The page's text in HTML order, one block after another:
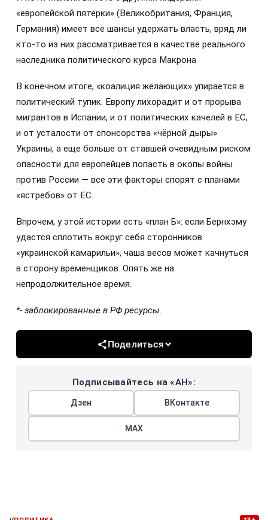
«европейской пятерки» (Великобритания, Франция,
Германия) имеет все шансы удержать власть, вряд ли
кто-то из них рассматривается в качестве реального
наследника политического курса Макрона
В конечном итоге, «коалиция желающих» упирается в
политический тупик. Европу лихорадит и от прорыва
мигрантов в Испании, и от политических качелей в ЕС,
и от усталости от спонсорства «чёрной дыры»
Украины, а еще больше от ставшей очевидным риском
опасности для европейцев попасть в окопы войны
против России — все эти факторы спорят с планами
«ястребов» от ЕС.
Впрочем, у этой истории есть «план Б»: если Бернхэму
удастся сплотить вокруг себя сторонников
«украинской камарильи», чаша весов может качнуться
в сторону временщиков. Опять же на
непродолжительное время.
*- заблокированные в РФ ресурсы.
Поделиться
Подписывайтесь на «АН»:
Дзен ВКонтакте
МАХ